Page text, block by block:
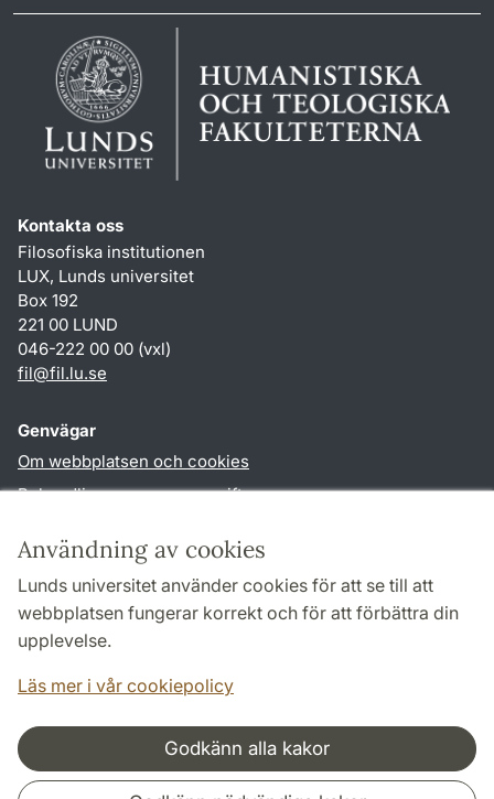
Användning av cookies
Lunds universitet använder cookies för att se till att
webbplatsen fungerar korrekt och för att förbättra din
upplevelse.
Läs mer i vår cookiepolicy
Godkänn alla kakor
Kontakta oss
Filosofiska institutionen
LUX, Lunds universitet
Box 192
221 00 LUND
046-222 00 00 (vxl)
fil@fil.lu.se
Genvägar
Om webbplatsen och cookies
Behandling av personuppgifter
TYPO3-login
Följ oss i sociala medier
Samarbeten och nätverk